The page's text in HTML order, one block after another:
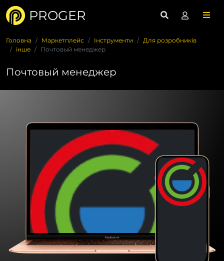
PROGER
Головна Маркетплейс Інструменти
Для розробників
інше
Почтовый менеджер
Почтовый менеджер